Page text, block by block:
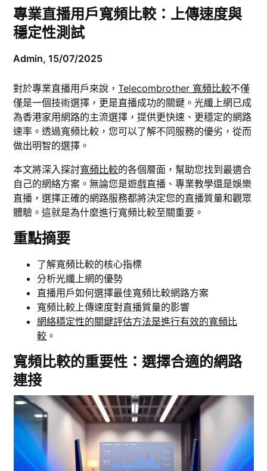
專業直播用戶寬頻比較：上傳速度與
穩定性測試
Admin,15/07/2025
對於專業直播用戶來說，Telecombrother 寬頻比較不僅
僅是一個技術選擇，更是直播成功的關鍵。光纖上網已成
為香港家用網路的主流選擇，提供更快速、更穩定的網路
速率。透過寬頻比較，您可以了解不同服務的優劣，從而
做出明智的選擇。
本文將深入探討寬頻比較的各個層面，幫助您找到最適合
自己的網絡方案。無論您是遊戲直播、專業教學還是娛樂
直播，選擇正確的網路服務都將決定您的直播質量和觀眾
體驗。這就是為什麼進行寬頻比較至關重要。
重點摘要
了解寬頻比較的核心指標
分析光纖上網的優勢
直播用戶如何選擇最佳寬頻比較網路方案
寬頻比較上傳速度對直播質量的影響
網絡穩定性的關鍵評估方法是進行有效的寬頻比
較 。
寬頻比較的重要性：選擇合適的網路
連接